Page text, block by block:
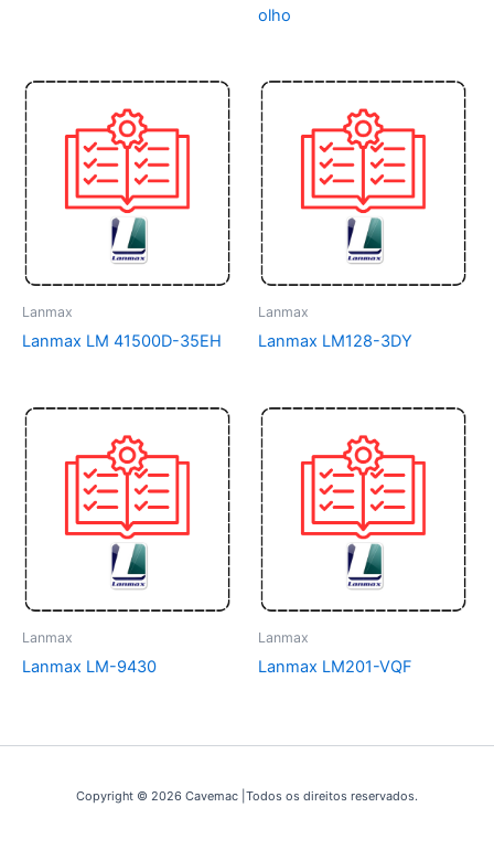
olho
Lanmax
Lanmax LM 41500D-35EH
Lanmax
Lanmax LM128-3DY
Lanmax
Lanmax LM-9430
Lanmax
Lanmax LM201-VQF
Copyright © 2026 Cavemac |Todos os direitos reservados.